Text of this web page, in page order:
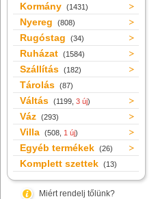
Kormány (1431)
Nyereg (808)
Rugóstag (34)
Ruházat (1584)
Szállítás (182)
Tárolás (87)
Váltás (1199, 3 új)
Váz (293)
Villa (508, 1 új)
Egyéb termékek (26)
Komplett szettek (13)
Miért rendelj tőlünk?